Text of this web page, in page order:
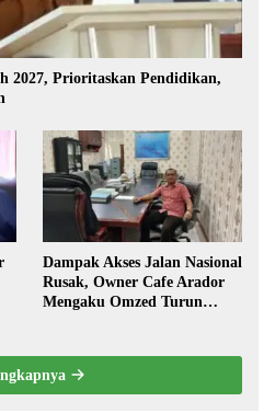
2027, Prioritaskan Pendidikan,
Dampak Akses Jalan Nasional
Rusak, Owner Cafe Arador
Mengaku Omzed Turun